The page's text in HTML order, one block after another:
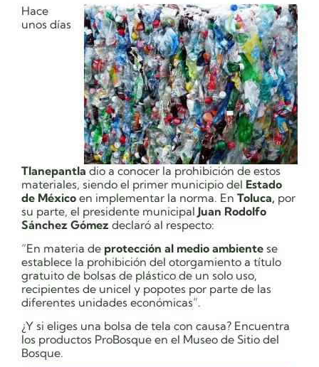
Hace
unos días
Tlanepantla dio a conocer la prohibición de estos
materiales, siendo el primer municipio del Estado
de México en implementar la norma. En Toluca, por
su parte, el presidente municipal Juan Rodolfo
Sánchez Gómez declaró al respecto:
“En materia de protección al medio ambiente se
establece la prohibición del otorgamiento a título
gratuito de bolsas de plástico de un solo uso,
recipientes de unicel y popotes por parte de las
diferentes unidades económicas”.
¿Y si eliges una bolsa de tela con causa? Encuentra
los productos ProBosque en el Museo de Sitio del
Bosque.